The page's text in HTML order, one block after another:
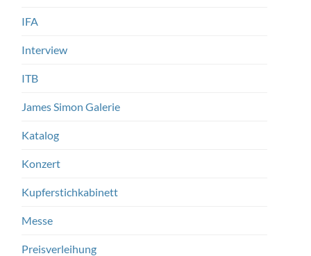
IFA
Interview
ITB
James Simon Galerie
Katalog
Konzert
Kupferstichkabinett
Messe
Preisverleihung